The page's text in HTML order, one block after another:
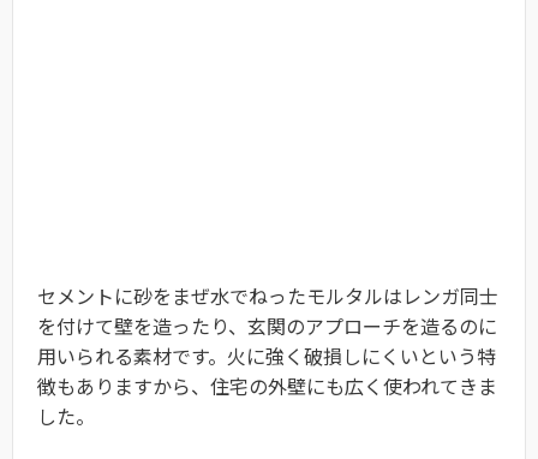
セメントに砂をまぜ水でねったモルタルはレンガ同士
を付けて壁を造ったり、玄関のアプローチを造るのに
用いられる素材です。火に強く破損しにくいという特
徴もありますから、住宅の外壁にも広く使われてきま
した。